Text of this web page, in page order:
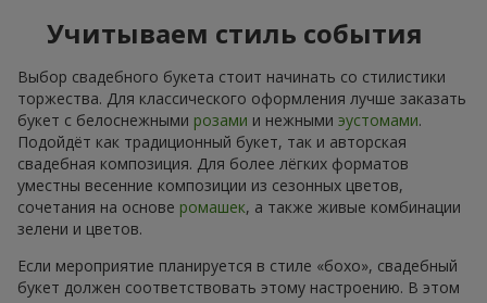
Учитываем стиль события
Выбор свадебного букета стоит начинать со стилистики
торжества. Для классического оформления лучше заказать
букет с белоснежными розами и нежными эустомами.
Подойдёт как традиционный букет, так и авторская
свадебная композиция. Для более лёгких форматов
уместны весенние композиции из сезонных цветов,
сочетания на основе ромашек, а также живые комбинации
зелени и цветов.
Если мероприятие планируется в стиле «бохо», свадебный
букет должен соответствовать этому настроению. В этом